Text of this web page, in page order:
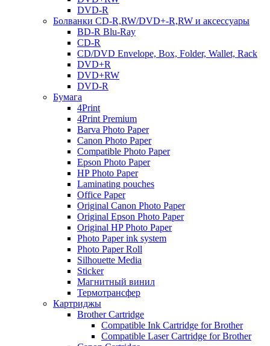
DVD-R
Болванки CD-R,RW/DVD+-R,RW и аксессуары
BD-R Blu-Ray
CD-R
CD/DVD Envelope, Box, Folder, Wallet, Rack
DVD+R
DVD+RW
DVD-R
Бумага
4Print
4Print Premium
Barva Photo Paper
Canon Photo Paper
Compatible Photo Paper
Epson Photo Paper
HP Photo Paper
Laminating pouches
Office Paper
Original Canon Photo Paper
Original Epson Photo Paper
Original HP Photo Paper
Photo Paper ink system
Photo Paper Roll
Silhouette Media
Sticker
Магнитный винил
Термотрансфер
Картриджы
Brother Cartridge
Compatible Ink Cartridge for Brother
Compatible Laser Cartridge for Brother